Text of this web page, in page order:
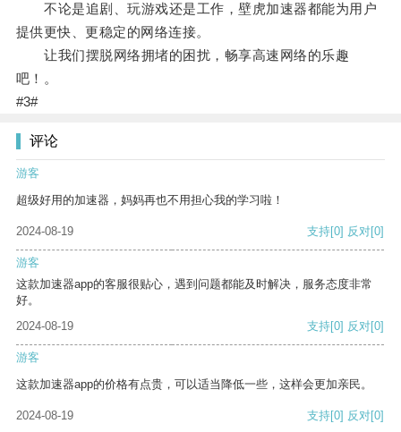
不论是追剧、玩游戏还是工作，壁虎加速器都能为用户
提供更快、更稳定的网络连接。
让我们摆脱网络拥堵的困扰，畅享高速网络的乐趣
吧！。
#3#
评论
游客
超级好用的加速器，妈妈再也不用担心我的学习啦！
2024-08-19 支持[0] 反对[0]
游客
这款加速器app的客服很贴心，遇到问题都能及时解决，服务态度非常
好。
2024-08-19
支持[0] 反对[0]
游客
这款加速器app的价格有点贵，可以适当降低一些，这样会更加亲民。
2024-08-19 支持[0] 反对[0]